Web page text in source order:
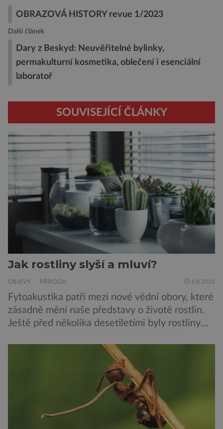
OBRAZOVÁ HISTORY revue 1/2023
Další článek
Dary z Beskyd: Neuvěřitelné bylinky,
permakulturní kosmetika, oblečení i esenciální
laboratoř
SOUVISEJÍCÍ ČLÁNKY
Jak rostliny slyší a mluví?
OBJEVY PŘÍRODA 6.8.2026
Fytoakustika patří mezi nové vědní obory, které
zásadně mění naše představy o životě rostlin.
Ještě před několika desetiletími byly rostliny
pouze reagují na změny prostředí. Moderní
výzkum však ukazuje, že skutečnost je mnohem
zajímavější. Rostliny totiž dokážou své okolí
vnímat prostřednictvím mechanických podnětů
a samy také vydávají zvuky […]